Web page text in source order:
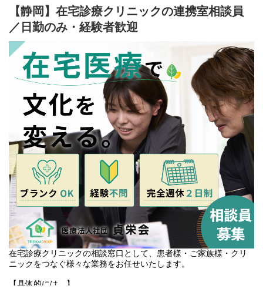
【静岡】在宅診療クリニックの連携室相談員
／日勤のみ・経験者歓迎
在宅診療クリニックの相談窓口として、患者様・ご家族様・クリ
ニックをつなぐ様々な業務をお任せいたします。
【具体的には…】